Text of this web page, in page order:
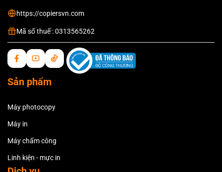
https://copiersvn.com
Mã số thuế : 0313565262
Sản phẩm
Máy photocopy
Máy in
Máy chấm công
Linh kiện - mực in